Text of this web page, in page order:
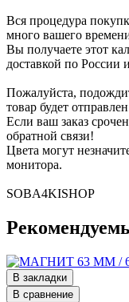
Вся процедура
много вашего
Вы получаете этот
доставкой по России
Пожалуйста,
товар будет
Если ваш заказ
обратной связи!
Цвета могут
монитора.
SOBA4KISHOP
В закладки
В сравнение